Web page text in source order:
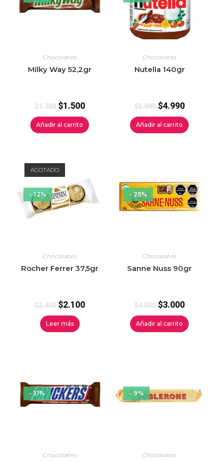
Chocolates
Milky Way 52,2gr
$1.700 $1.500
Añadir al carrito
Chocolates
Nutella 140gr
$5.990 $4.990
Añadir al carrito
AGOTADO
- 12%
Chocolates
Rocher Ferrer 37,5gr
$2.400 $2.100
Leer más
- 25%
Chocolates
Sanne Nuss 90gr
$4.000 $3.000
Añadir al carrito
- 11%
Chocolates
- 9%
Chocolates